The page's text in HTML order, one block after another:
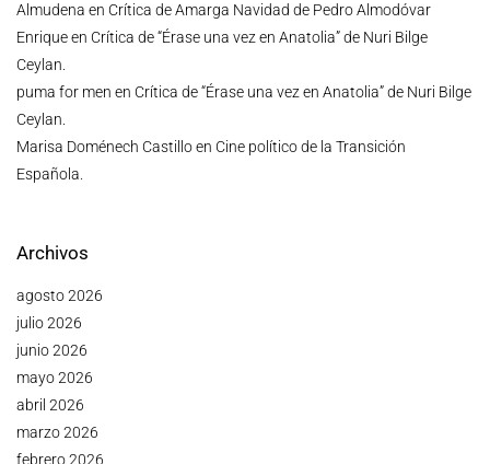
Almudena en Crítica de Amarga Navidad de Pedro Almodóvar
Enriqueen Crítica de “Érase una vez en Anatolia” de Nuri Bilge
Ceylan.
puma for men en Crítica de “Érase una vez en Anatolia” de Nuri Bilge
Ceylan.
Marisa Doménech Castilloen Cine político de la Transición
Española.
Archivos
agosto 2026
julio 2026
junio 2026
mayo 2026
abril 2026
marzo 2026
febrero 2026